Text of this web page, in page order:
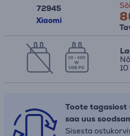
72945
Xiaomi
10 - 100
W
USB PD
Toote tagasiost
saa uus
Sisesta